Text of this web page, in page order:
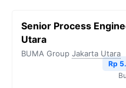
Senior Process
Utara
BUMA Group Jakarta Utara
Rp